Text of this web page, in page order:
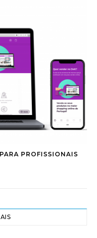
PROFISSIONAIS